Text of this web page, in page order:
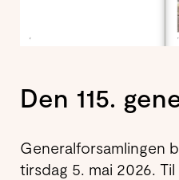
Den 115.
Generalforsamlingen
tirsdag 5. mai 2026.